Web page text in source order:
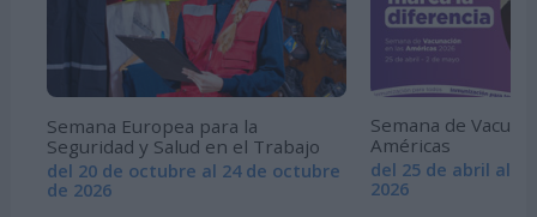
Semana Europea para la
Seguridad y Salud en el Trabajo
del 20 de octubre al 24 de octubre
de 2026
Semana de
Américas
del 25 de abril al 2
2026